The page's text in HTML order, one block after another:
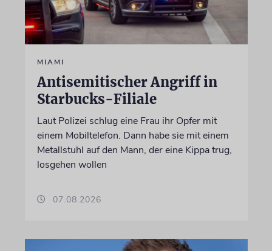
MIAMI
Antisemitischer Angriff in
Starbucks-Filiale
Laut Polizei schlug eine Frau ihr Opfer mit
einem Mobiltelefon. Dann habe sie mit einem
Metallstuhl auf den Mann, der eine Kippa trug,
losgehen wollen
07.08.2026